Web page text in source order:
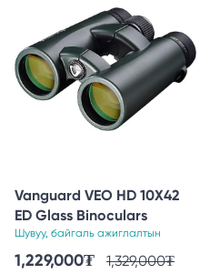
Vanguard VEO HD 10X42
ED Glass Binoculars
Шувуу, байгаль ажиглалтын
1,229,000₮ 1,329,000₮